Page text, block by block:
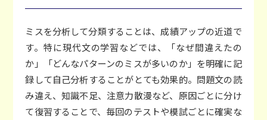
ミスを分析して分類することは、成績アップの近道で
す。特に現代文の学習などでは、「なぜ間違えたの
か」「どんなパターンのミスが多いのか」を明確に記
録して自己分析することがとても効果的。問題文の読
み違え、知識不足、注意力散漫など、原因ごとに分け
て復習することで、毎回のテストや模試ごとに確実な